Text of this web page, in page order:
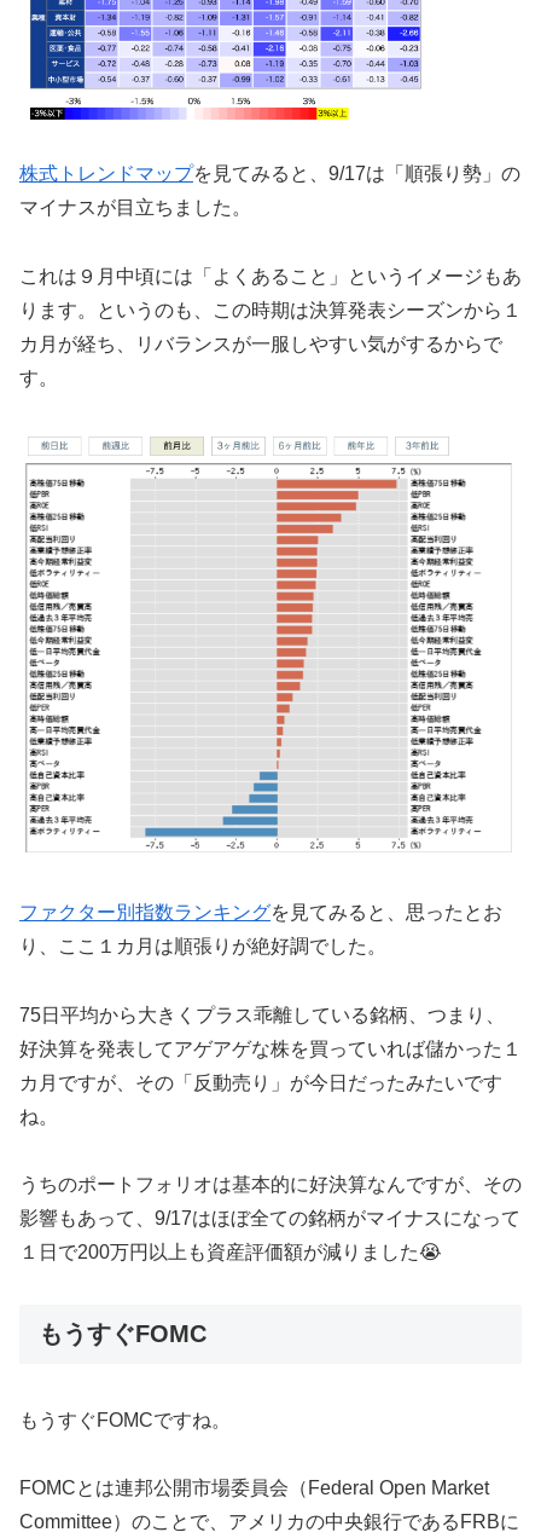
株式トレンドマップを見てみると、9/17は「順張り勢」の
マイナスが目立ちました。
これは９月中頃には「よくあること」というイメージもあ
ります。というのも、この時期は決算発表シーズンから１
カ月が経ち、リバランスが一服しやすい気がするからで
す。
ファクター別指数ランキングを見てみると、思ったとお
り、ここ１カ月は順張りが絶好調でした。
75日平均から大きくプラス乖離している銘柄、つまり、
好決算を発表してアゲアゲな株を買っていれば儲かった１
カ月ですが、その「反動売り」が今日だったみたいです
ね。
うちのポートフォリオは基本的に好決算なんですが、その
影響もあって、9/17はほぼ全ての銘柄がマイナスになって
１日で200万円以上も資産評価額が減りました😭
もうすぐFOMC
もうすぐFOMCですね。
FOMCとは連邦公開市場委員会（Federal Open Market
Committee）のことで、アメリカの中央銀行であるFRBに